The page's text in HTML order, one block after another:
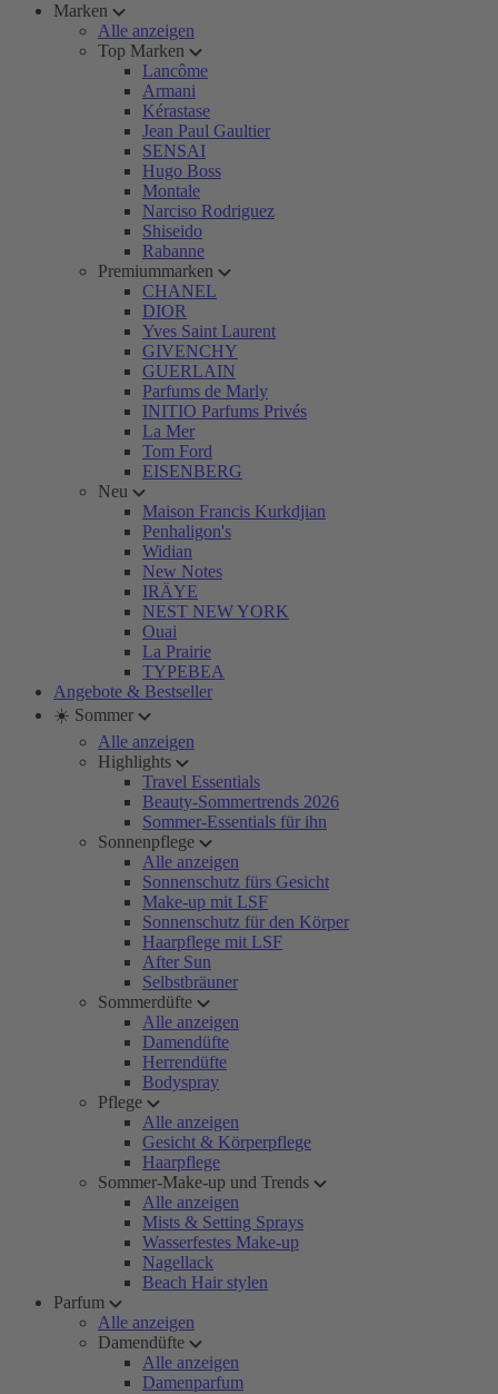
Marken
Alle anzeigen
Top Marken
Lancôme
Armani
Kérastase
Jean Paul Gaultier
SENSAI
Hugo Boss
Montale
Narciso Rodriguez
Shiseido
Rabanne
Premiummarken
CHANEL
DIOR
Yves Saint Laurent
GIVENCHY
GUERLAIN
Parfums de Marly
INITIO Parfums Privés
La Mer
Tom Ford
EISENBERG
Neu
Maison Francis Kurkdjian
Penhaligon's
Widian
New Notes
IRÄYE
NEST NEW YORK
Ouai
La Prairie
TYPEBEA
Angebote & Bestseller
☀️ Sommer
Alle anzeigen
Highlights
Travel Essentials
Beauty-Sommertrends 2026
Sommer-Essentials für ihn
Sonnenpflege
Alle anzeigen
Sonnenschutz fürs Gesicht
Make-up mit LSF
Sonnenschutz für den Körper
Haarpflege mit LSF
After Sun
Selbstbräuner
Sommerdüfte
Alle anzeigen
Damendüfte
Herrendüfte
Bodyspray
Pflege
Alle anzeigen
Gesicht & Körperpflege
Haarpflege
Sommer-Make-up und Trends
Alle anzeigen
Mists & Setting Sprays
Wasserfestes Make-up
Nagellack
Beach Hair stylen
Parfum
Alle anzeigen
Damendüfte
Alle anzeigen
Damenparfum